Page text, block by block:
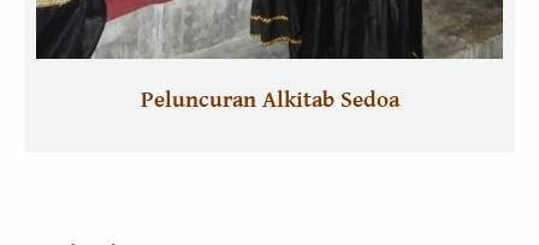
Peluncuran Alkitab Sedoa